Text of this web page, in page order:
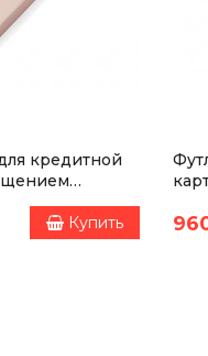
кредитной
Купить